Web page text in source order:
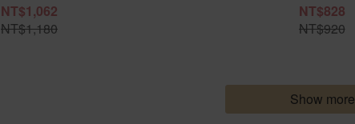
NT$1,062
NT$1,180
NT$828
NT$920
Show more